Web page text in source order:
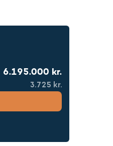
6.195.000 kr.
3.725 kr.